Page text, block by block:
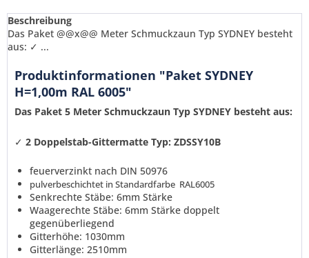
Ich habe dieDatenschutzerklärunggelesen,
Mit * gekennzeichnete Felder sind Pflichtfelder.
Senden
Beschreibung
Das Paket @@x@@ Meter Schmuckzaun Typ SYDNEY besteht
aus: ✓ ...
Produktinformationen "Paket SYDNEY
H=1,00m RAL 6005"
Das Paket 5 Meter Schmuckzaun Typ SYDNEY besteht aus:
✓ 2 Doppelstab-Gittermatte Typ: ZDSSY10B
feuerverzinkt nach DIN 50976
pulverbeschichtet in Standardfarbe RAL6005
Senkrechte Stäbe: 6mm Stärke
Waagerechte Stäbe: 6mm Stärke doppelt
gegenüberliegend
Gitterhöhe: 1030mm
Gitterlänge: 2510mm